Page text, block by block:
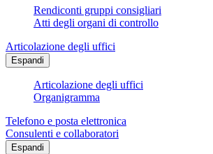
Rendiconti gruppi consigliari
Atti degli organi di controllo
Articolazione degli uffici
Espandi
Articolazione degli uffici
Organigramma
Telefono e posta elettronica
Consulenti e collaboratori
Espandi